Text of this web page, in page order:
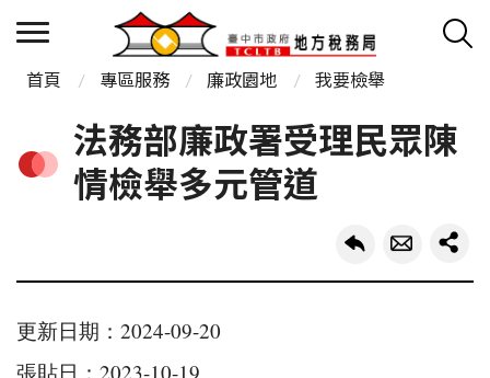
首頁 專區服務 廉政園地 我要檢舉
法務部廉政署受理民眾陳
情檢舉多元管道
更新日期：2024-09-20
張貼日：2023-10-19